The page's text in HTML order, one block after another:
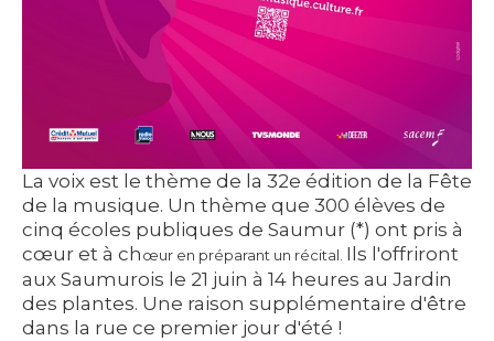
La voix est le thème de la 32e édition de la Fête
de la musique. Un thème que 300 élèves de
cinq écoles publiques de Saumur (*) ont pris à
cœur et à chœur en préparant un récital. Ils l'offriront
aux Saumurois le 21 juin à 14 heures au Jardin
des plantes. Une raison supplémentaire d'être
dans la rue ce premier jour d'été !